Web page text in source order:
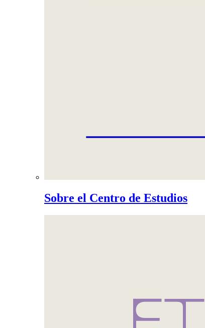
Sobre el Centro de Estudios